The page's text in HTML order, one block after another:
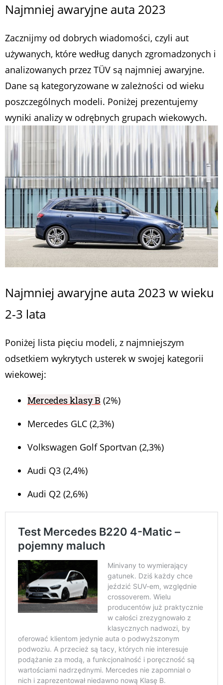
Najmniej awaryjne auta 2023
Zacznijmy od dobrych wiadomości, czyli aut
używanych, które według danych zgromadzonych i
analizowanych przez TÜV są najmniej awaryjne.
Dane są kategoryzowane w zależności od wieku
poszczególnych modeli. Poniżej prezentujemy
wyniki analizy w odrębnych grupach wiekowych.
Najmniej awaryjne auta 2023 w wieku
2-3 lata
Poniżej lista pięciu modeli, z najmniejszym
odsetkiem wykrytych usterek w swojej kategorii
wiekowej:
Mercedes klasy B (2%)
Mercedes GLC (2,3%)
Volkswagen Golf Sportvan (2,3%)
Audi Q3 (2,4%)
Audi Q2 (2,6%)